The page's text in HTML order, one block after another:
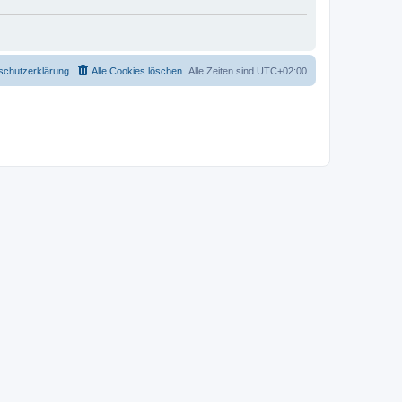
Alle Zeiten sind UTC+02:00
Alle Cookies löschen